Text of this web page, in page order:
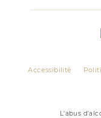
Accessibilité
L'abus